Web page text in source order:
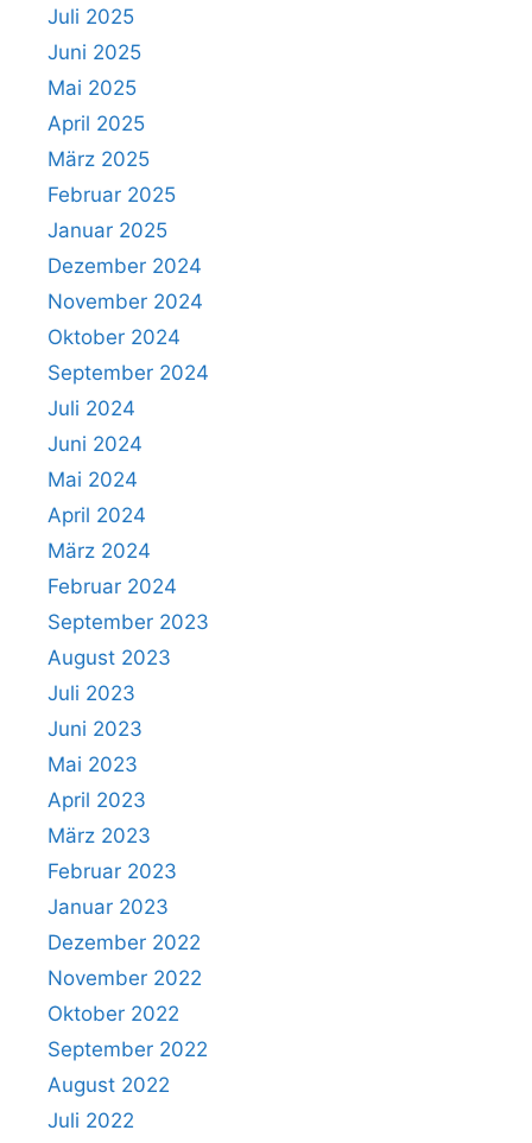
Juli 2025
Juni 2025
Mai 2025
April 2025
März 2025
Februar 2025
Januar 2025
Dezember 2024
November 2024
Oktober 2024
September 2024
Juli 2024
Juni 2024
Mai 2024
April 2024
März 2024
Februar 2024
September 2023
August 2023
Juli 2023
Juni 2023
Mai 2023
April 2023
März 2023
Februar 2023
Januar 2023
Dezember 2022
November 2022
Oktober 2022
September 2022
August 2022
Juli 2022